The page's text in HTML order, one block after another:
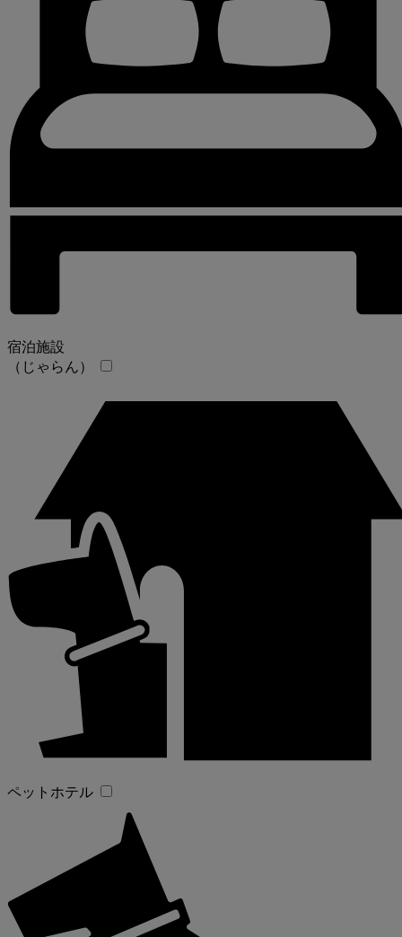
宿泊施設
（じゃらん）
ペットホテル